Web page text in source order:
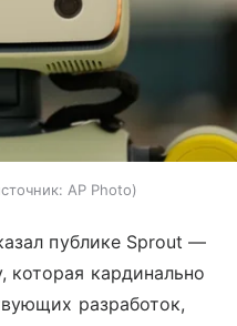
AP Photo
публике Sprout —
кардинально
разработок,